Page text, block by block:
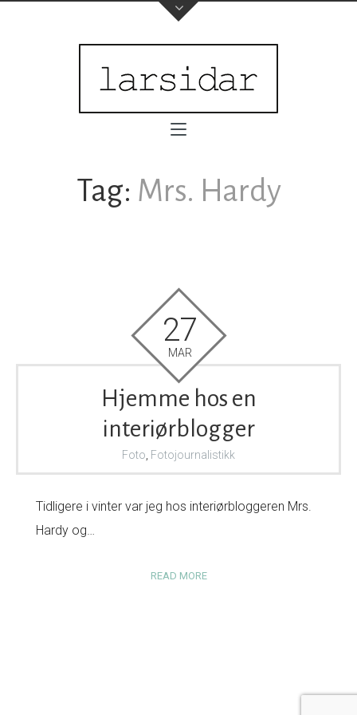
Tag: Mrs. Hardy
27
MAR
Hjemme hos en
interiørblogger
Foto Fotojournalistikk
Tidligere i vinter var jeg hos interiørbloggeren Mrs.
Hardy og…
READ MORE